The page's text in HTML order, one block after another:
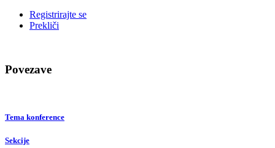
Registrirajte se
Prekliči
Povezave
Tema konference
Sekcije